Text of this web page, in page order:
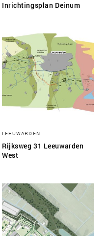
Inrichtingsplan Deinum
LEEUWARDEN
Rijksweg 31 Leeuwarden
West